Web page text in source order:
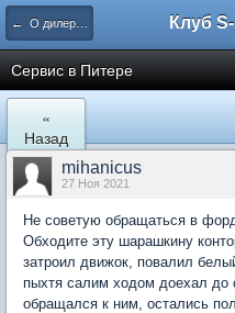
← О дилерах - сервисах
Сервис в Питере
«
Назад
mihanicus
27 Ноя 2021
Не советую обращаться в
Обходите эту шарашкину
затроил движок, повалил
пыхтя салим ходом доехал до
обращался к ним, остались